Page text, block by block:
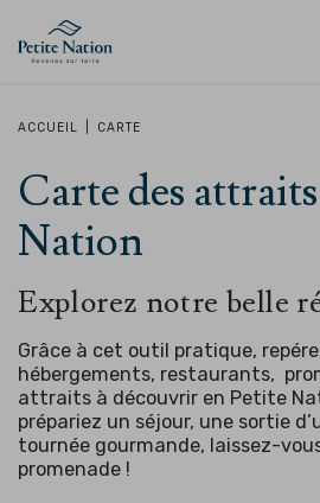
Retour au menu principal
LA RÉGION
Retour au menu principal
PROMENADES – QUOI FAIRE
Retour au menu principal
HÉBERGEMENT
Retour au menu principal
RESTAURANT
ACCUEIL CARTE
Carte des
Nation
Explorez notre belle
Grâce à cet outil pratique,
hébergements, restaurants,
attraits à découvrir en Petite
prépariez un séjour, une sortie
tournée gourmande, laissez-
promenade !